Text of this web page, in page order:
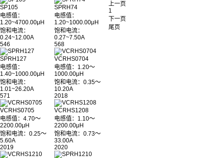
SP105
电感值：
1.20~4700.00μH
饱和电流：
0.24~12.00A
546
SPRH74
电感值：
1.20~1000.00μH
饱和电流：
0.27~7.50A
568
SPRH127
电感值：
1.40~1000.00μH
饱和电流：
1.01~26.20A
571
VCRHS0704
电感值：1.20～
1000.00μH
饱和电流：0.35～
10.20A
2018
VCRHS0705
电感值：4.70～
2200.00μH
饱和电流：0.25～
5.60A
2019
VCRHS1208
电感值：1.10～
2200.00μH
饱和电流：0.73～
33.00A
2020
上一页
1
下一页
尾页